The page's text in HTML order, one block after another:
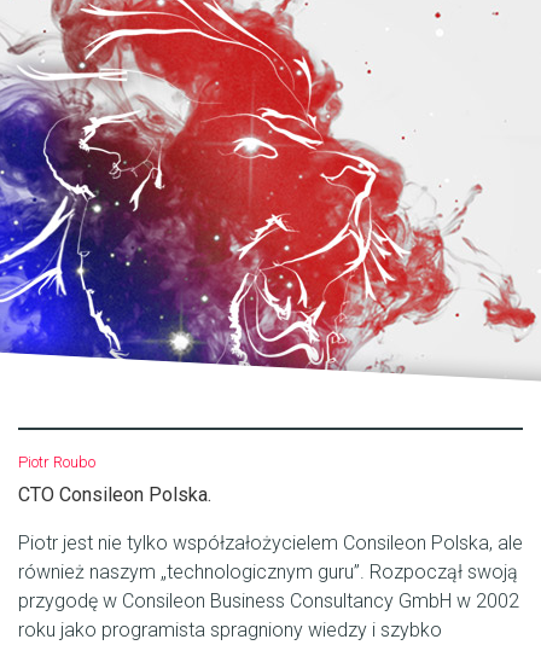
Piotr Roubo
CTO Consileon Polska.
Piotr jest nie tylko współzałożycielem Consileon Polska, ale
również naszym „technologicznym guru”. Rozpoczął swoją
przygodę w Consileon Business Consultancy GmbH w 2002
roku jako programista spragniony wiedzy i szybko